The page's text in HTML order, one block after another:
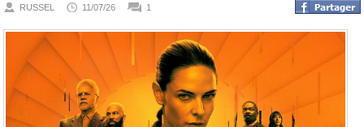
RUSSEL 11/07/26 1